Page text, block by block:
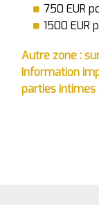
750 EUR
1500 EUR
Autre zone :
Information
parties